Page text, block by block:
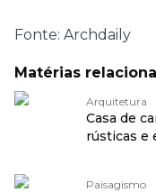
Fonte: Archdaily
Matérias
Arquitetura
Casa de
rústicas e
Paisagismo